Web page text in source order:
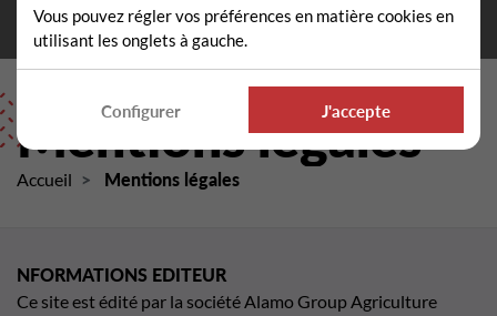
téléphonique et administrative assurée durant tout l'été. ☀️
Mentions légales
Accueil Mentions légales
NFORMATIONS EDITEUR
Ce site est édité par la société Alamo Group Agriculture
Vous pouvez régler vos préférences en matière cookies en
utilisant les onglets à gauche.
Configurer J'accepte